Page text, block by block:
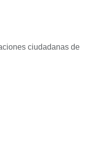
ciudadanas de